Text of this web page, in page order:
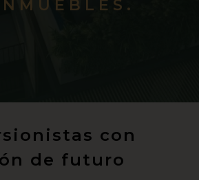
con
de futuro